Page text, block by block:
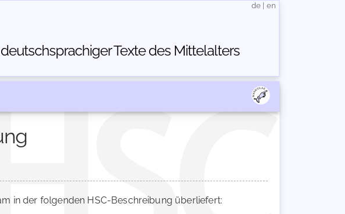
Texte des Mittelalters
de en
in der folgenden HSC-Beschreibung überliefert: